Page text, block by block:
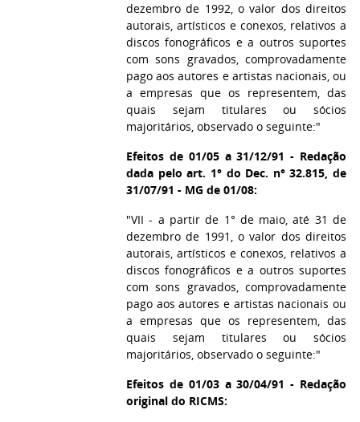
dezembro de 1992, o valor dos direitos
autorais, artísticos e conexos, relativos a
discos fonográficos e a outros suportes
com sons gravados, comprovadamente
pago aos autores e artistas nacionais, ou
a empresas que os representem, das
quais sejam titulares ou sócios
majoritários, observado o seguinte:"
Efeitos de 01/05 a 31/12/91 - Redação
dada pelo art. 1° do Dec. n° 32.815, de
31/07/91 - MG de 01/08:
"VII - a partir de 1° de maio, até 31 de
dezembro de 1991, o valor dos direitos
autorais, artísticos e conexos, relativos a
discos fonográficos e a outros suportes
com sons gravados, comprovadamente
pago aos autores e artistas nacionais ou
a empresas que os representem, das
quais sejam titulares ou sócios
majoritários, observado o seguinte:"
Efeitos de 01/03 a 30/04/91 - Redação
original do RICMS: